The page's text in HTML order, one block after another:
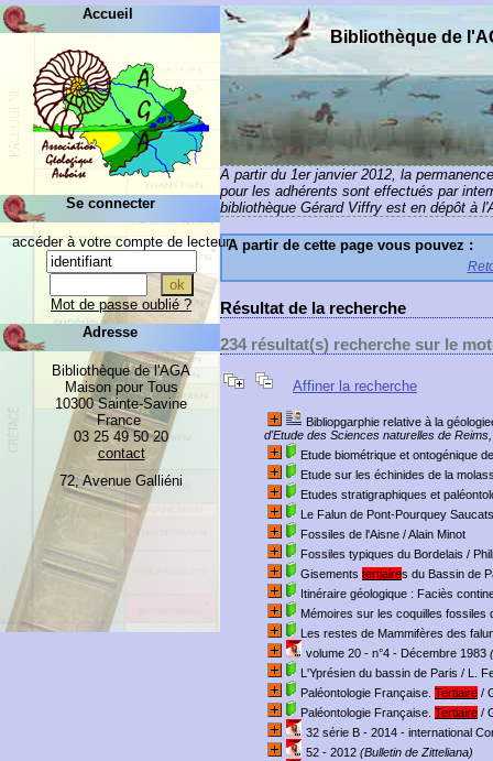
A partir du 1er janvier 2012, la
pour les adhérents sont effectués par
bibliothèque Gérard Viffry est en dépôt à
A partir de cette page vous pouvez :
Résultat de la recherche
234 résultat(s) recherche sur le
Affiner la recherche
Bibliopgarphie relative à la
d'Etude des Sciences naturelles de
Etude biométrique et ontogénique
Etude sur les échinides de la
Etudes stratigraphiques et
Le Falun de Pont-Pourquey
Fossiles de l'Aisne / Alain Minot
Fossiles typiques du Bordelais /
Gisements tertiaires du Bassin de
Itinéraire géologique : Faciès
Mémoires sur les coquilles
Les restes de Mammifères des
volume 20 - n°4 - Décembre 1983
L'Yprésien du bassin de Paris / L.
Paléontologie Française. Tertiaire /
Paléontologie Française. Tertiaire /
32 série B - 2014 - international
52 - 2012 (Bulletin de Zitteliana)
Bibliothèque de
Accueil
Se connecter
accéder à votre compte de lecteur
Mot de passe oublié ?
Adresse
Bibliothèque de l'AGA
Maison pour Tous
10300 Sainte-Savine
France
03 25 49 50 20
contact
72, Avenue Galliéni